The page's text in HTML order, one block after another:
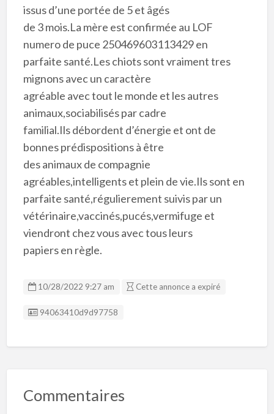
issus d’une portée de 5 et âgés
de 3 mois.La mère est confirmée au LOF
numero de puce 250469603113429 en
parfaite santé.Les chiots sont vraiment tres
mignons avec un caractère
agréable avec tout le monde et les autres
animaux,sociabilisés par cadre
familial.Ils débordent d’énergie et ont de
bonnes prédispositions à être
des animaux de compagnie
agréables,intelligents et plein de vie.Ils sont en
parfaite santé,régulierement suivis par un
vétérinaire,vaccinés,pucés,vermifuge et
viendront chez vous avec tous leurs
papiers en règle.
10/28/2022 9:27 am Cette annonce a expiré
Listing ID
94063410d9d97758
Commentaires